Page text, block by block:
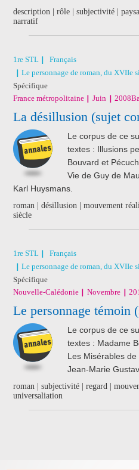
description | rôle | subjectivité |
narratif
1re STL
Français
Le personnage de roman, du XVIIe
Spécifique
France métropolitaine
Juin 2008
La désillusion (sujet
Le corpus de ce
textes : Illusions
Bouvard et
Vie de Guy de
Karl Huysmans.
roman | désillusion | mouvement
siècle
1re STL
Français
Le personnage de roman, du XVIIe
Spécifique
Nouvelle-Calédonie
Novembre
Le personnage témoin
Le corpus de ce
textes : Madame
Les Misérables
Jean-Marie
roman | subjectivité | regard |
universaliation